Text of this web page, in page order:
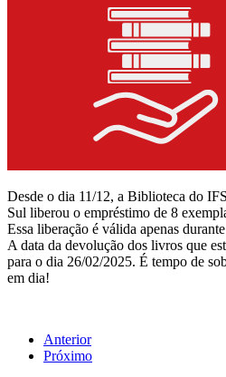
Desde o dia 11/12, a Biblioteca do
Sul liberou o empréstimo de 8
Essa liberação é válida apenas
A data da devolução dos livros que
para o dia 26/02/2025. É tempo de
em dia!
Anterior
Próximo